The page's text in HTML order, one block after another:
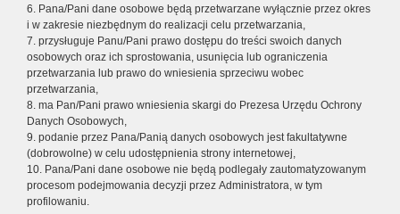
6. Pana/Pani dane osobowe będą przetwarzane wyłącznie przez okres
i w zakresie niezbędnym do realizacji celu przetwarzania,
7. przysługuje Panu/Pani prawo dostępu do treści swoich danych
osobowych oraz ich sprostowania, usunięcia lub ograniczenia
przetwarzania lub prawo do wniesienia sprzeciwu wobec
przetwarzania,
8. ma Pan/Pani prawo wniesienia skargi do Prezesa Urzędu Ochrony
Danych Osobowych,
9. podanie przez Pana/Panią danych osobowych jest fakultatywne
(dobrowolne) w celu udostępnienia strony internetowej,
10. Pana/Pani dane osobowe nie będą podlegały zautomatyzowanym
procesom podejmowania decyzji przez Administratora, w tym
profilowaniu.